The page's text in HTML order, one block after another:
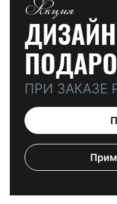
Акция
ПРИ ЗАКАЗЕ